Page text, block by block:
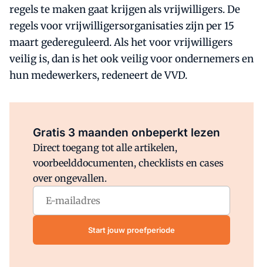
regels te maken gaat krijgen als vrijwilligers. De
regels voor vrijwilligersorganisaties zijn per 15
maart gedereguleerd. Als het voor vrijwilligers
veilig is, dan is het ook veilig voor ondernemers en
hun medewerkers, redeneert de VVD.
Gratis 3 maanden onbeperkt lezen
Direct toegang tot alle artikelen,
voorbeelddocumenten, checklists en cases
over ongevallen.
Start jouw proefperiode